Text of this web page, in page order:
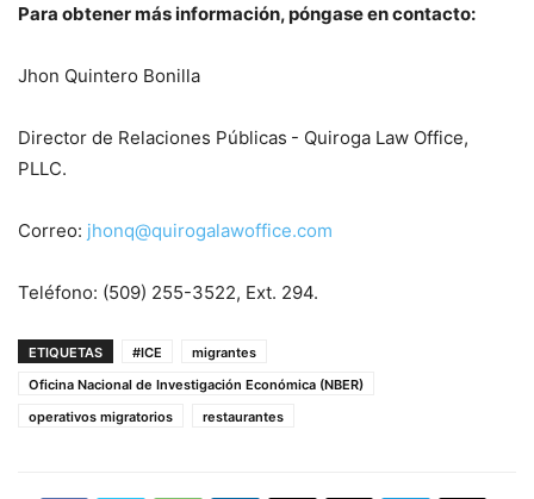
Para obtener más información, póngase en contacto:
Jhon Quintero Bonilla
Director de Relaciones Públicas - Quiroga Law Office,
PLLC.
Correo: jhonq@quirogalawoffice.com
Teléfono: (509) 255-3522, Ext. 294.
ETIQUETAS #ICE
migrantes
Oficina Nacional de Investigación Económica (NBER)
operativos migratorios
restaurantes